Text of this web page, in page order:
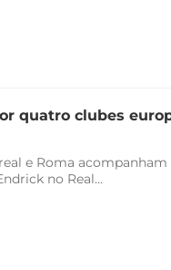
quatro clubes
e Roma
no Real...